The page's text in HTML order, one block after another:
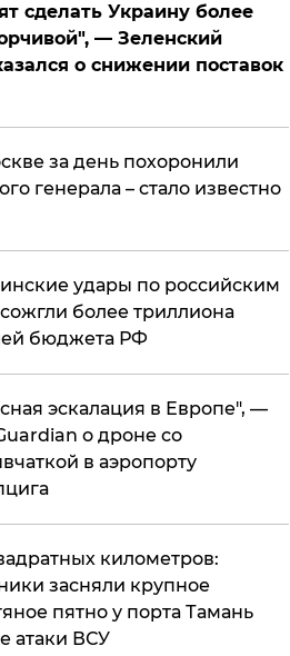
сделать Украину более
— Зеленский
о снижении поставок
за день похоронили
генерала – стало известно
удары по российским
более триллиона
бюджета РФ
эскалация в Европе", —
о дроне со
в аэропорту
километров:
засняли крупное
пятно у порта Тамань
атаки ВСУ